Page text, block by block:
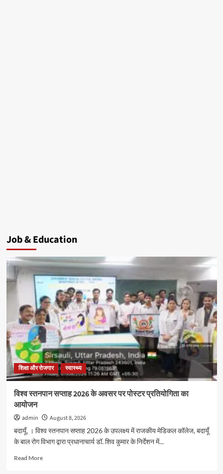
Job & Education
शिक्षा और रोजगार स्वास्थ्य
विश्व स्तनपान सप्ताह 2026 के अवसर पर पोस्टर प्रतियोगिता का
आयोजन
admin
August 8, 2026
बदायूँ, । विश्व स्तनपान सप्ताह 2026 के उपलक्ष्य में राजकीय मेडिकल कॉलेज, बदायूँ
के बाल रोग विभाग द्वारा प्रधानाचार्य डॉ. शिव कुमार के निर्देशन में...
Read MoreRead